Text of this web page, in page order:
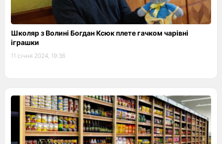
Школяр з Волині Богдан Ксюк плете гачком чарівні
іграшки
11 січня 2024, 19:36